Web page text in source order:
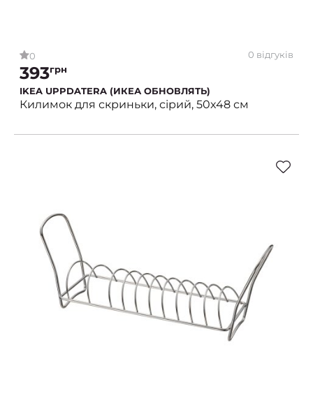
0 0 відгуків
393грн
IKEA UPPDATERA (ИКЕА ОБНОВЛЯТЬ)
Килимок для скриньки, сірий, 50x48 см